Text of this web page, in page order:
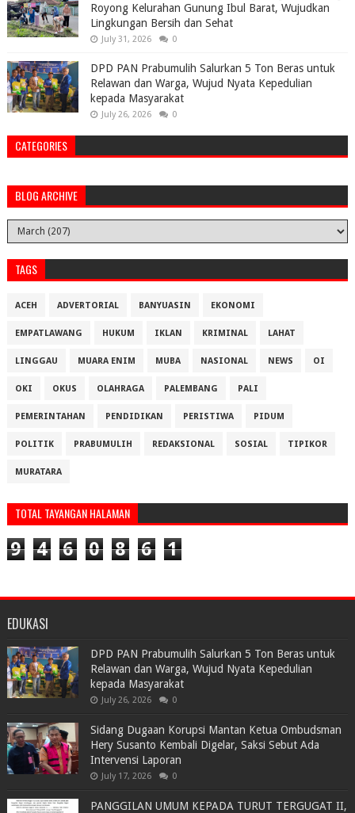
Royong Kelurahan Gunung Ibul Barat, Wujudkan
Lingkungan Bersih dan Sehat
July 31, 2026 0
DPD PAN Prabumulih Salurkan 5 Ton Beras untuk
Relawan dan Warga, Wujud Nyata Kepedulian
kepada Masyarakat
July 26, 2026 0
CATEGORIES
BLOG ARCHIVE
TAGS
ACEH ADVERTORIAL BANYUASIN EKONOMI
EMPATLAWANG HUKUM IKLAN KRIMINAL LAHAT
LINGGAU MUARA ENIM MUBA NASIONAL NEWS OI
OKI OKUS OLAHRAGA PALEMBANG PALI
PEMERINTAHAN PENDIDIKAN PERISTIWA PIDUM
POLITIK PRABUMULIH REDAKSIONAL SOSIAL TIPIKOR
MURATARA
TOTAL TAYANGAN HALAMAN
9 4 6 0 8 6 1
EDUKASI
DPD PAN Prabumulih Salurkan 5 Ton Beras untuk
Relawan dan Warga, Wujud Nyata Kepedulian
kepada Masyarakat
July 26, 2026 0
Sidang Dugaan Korupsi Mantan Ketua Ombudsman
Hery Susanto Kembali Digelar, Saksi Sebut Ada
Intervensi Laporan
July 17, 2026 0
PANGGILAN UMUM KEPADA TURUT TERGUGAT II,